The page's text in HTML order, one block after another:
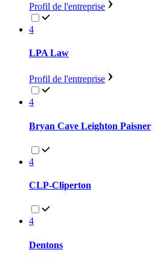
Profil de l'entreprise
4
LPA Law
Profil de l'entreprise
4
Bryan Cave Leighton Paisner
4
CLP-Cliperton
4
Dentons